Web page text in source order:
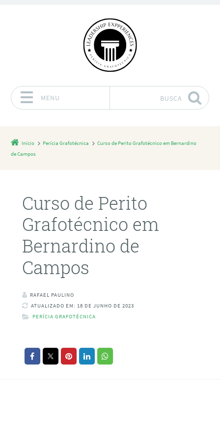
MENU BUSCA
Início Perícia Grafotécnica
Curso de Perito Grafotécnico em Bernardino
de Campos
Curso de Perito
Grafotécnico em
Bernardino de
Campos
RAFAEL PAULINO
ATUALIZADO EM: 18 DE JUNHO DE 2023
PERÍCIA GRAFOTÉCNICA